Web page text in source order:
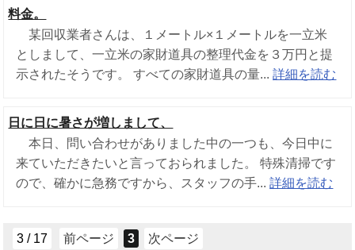
料金。
某回収業者さんは、１メートル×１メートルを一立米
としまして、一立米の家財道具の整理代金を３万円と提
示されたそうです。 すべての家財道具の量...詳細を読む
日に日に暑さが増しまして、
本日、問い合わせがありました中の一つも、今日中に
来ていただきたいと言っておられました。 特殊清掃です
ので、確かに急務ですから、スタッフの手...詳細を読む
3 / 17 前ページ 3 次ページ